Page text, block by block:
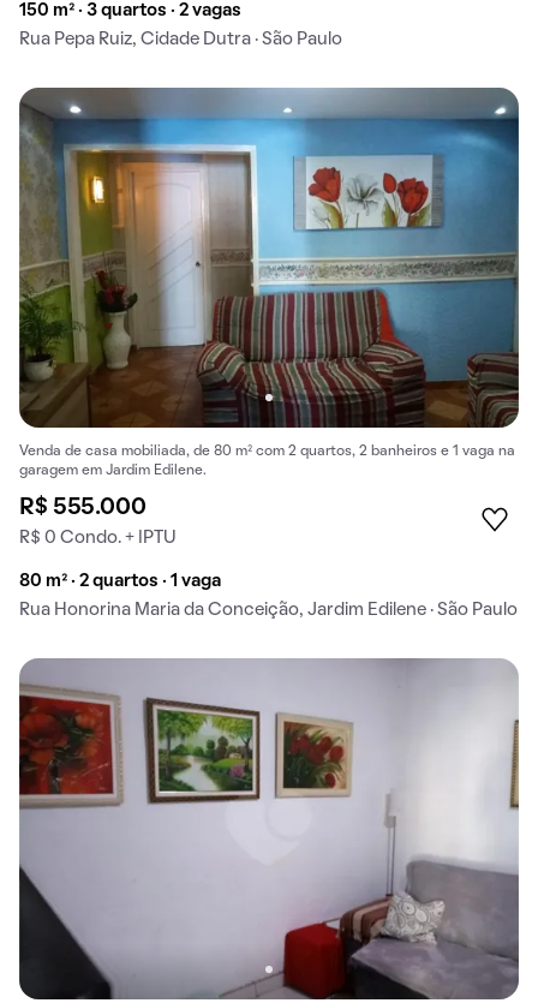
150 m² · 3 quartos · 2 vagas
Rua Pepa Ruiz, Cidade Dutra · São Paulo
Venda de casa mobiliada, de 80 m² com 2 quartos, 2 banheiros e 1 vaga na
garagem em Jardim Edilene.
R$ 555.000
R$ 0 Condo. + IPTU
80 m² · 2 quartos · 1 vaga
Rua Honorina Maria da Conceição, Jardim Edilene · São Paulo